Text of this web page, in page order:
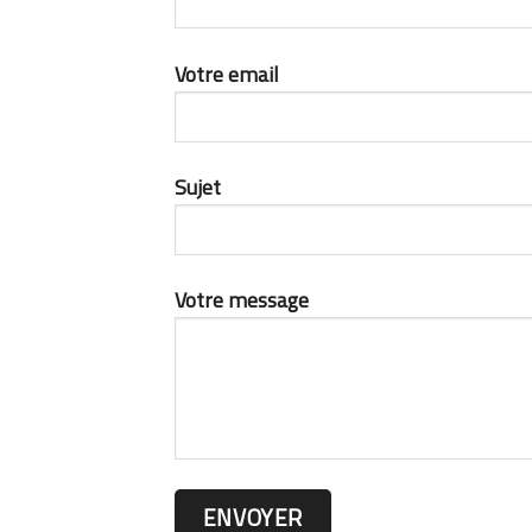
Votre email
Sujet
Votre message